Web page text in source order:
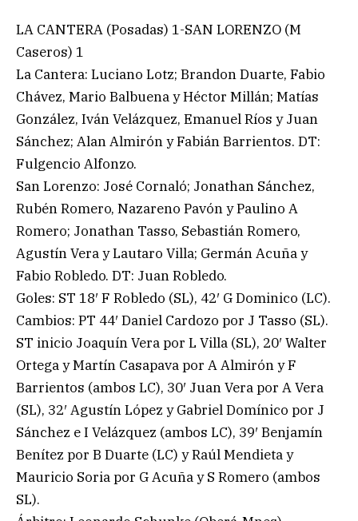
LA CANTERA (Posadas) 1-SAN LORENZO (M
Caseros) 1
La Cantera: Luciano Lotz; Brandon Duarte, Fabio
Chávez, Mario Balbuena y Héctor Millán; Matías
González, Iván Velázquez, Emanuel Ríos y Juan
Sánchez; Alan Almirón y Fabián Barrientos. DT:
Fulgencio Alfonzo.
San Lorenzo: José Cornaló; Jonathan Sánchez,
Rubén Romero, Nazareno Pavón y Paulino A
Romero; Jonathan Tasso, Sebastián Romero,
Agustín Vera y Lautaro Villa; Germán Acuña y
Fabio Robledo. DT: Juan Robledo.
Goles: ST 18′ F Robledo (SL), 42′ G Dominico (LC).
Cambios: PT 44′ Daniel Cardozo por J Tasso (SL).
ST inicio Joaquín Vera por L Villa (SL), 20′ Walter
Ortega y Martín Casapava por A Almirón y F
Barrientos (ambos LC), 30′ Juan Vera por A Vera
(SL), 32′ Agustín López y Gabriel Domínico por J
Sánchez e I Velázquez (ambos LC), 39′ Benjamín
Benítez por B Duarte (LC) y Raúl Mendieta y
Mauricio Soria por G Acuña y S Romero (ambos
SL).